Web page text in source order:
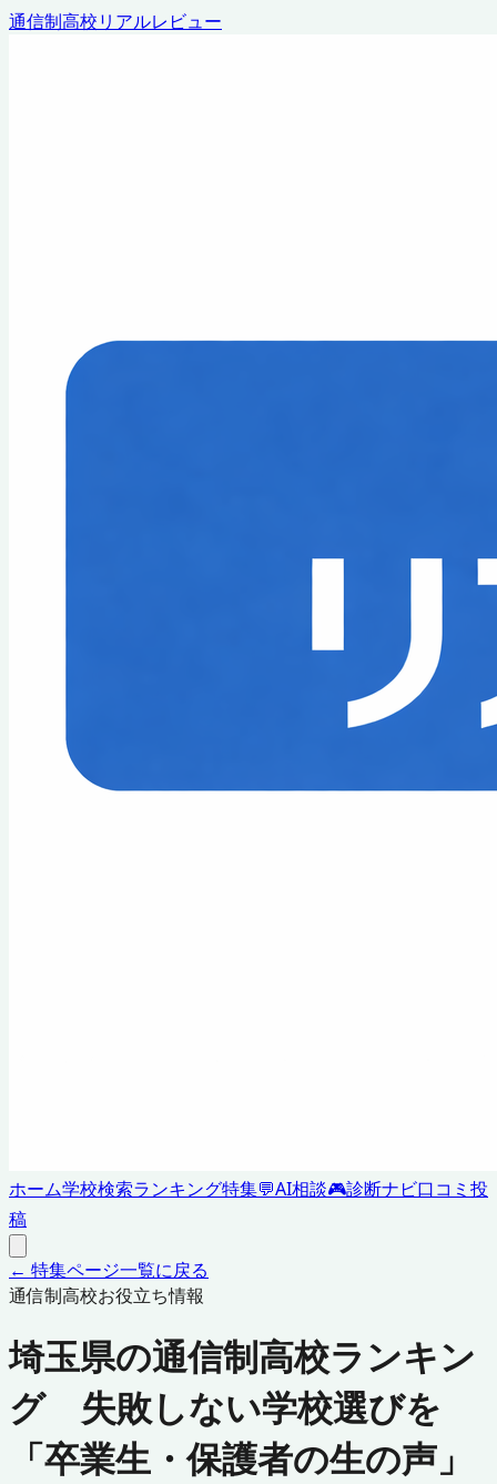
通信制高校リアルレビュー
ホーム学校検索ランキング特集💬AI相談🎮診断ナビ口コミ投
稿
← 特集ページ一覧に戻る
通信制高校お役立ち情報
埼玉県の通信制高校ランキン
グ 失敗しない学校選びを
「卒業生・保護者の生の声」